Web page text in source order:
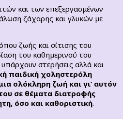
και των επεξεργασμένων
ζάχαρης και γλυκών με
ζωής και σίτισης του
του καθημερινού του
στερήσεις αλλά και
παιδική χοληστερόλη
ολόκληρη ζωή και γι’ αυτόν
σε θέματα διατροφής
όσο και καθοριστική.